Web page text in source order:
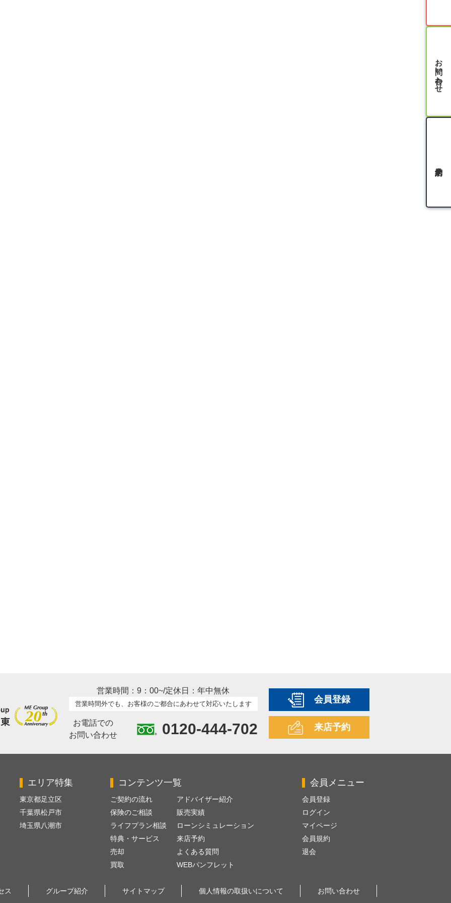
営業時間：9：00~/定休日：年中無休
営業時間外でも、お客様のご都合にあわせて対応いたします
お電話での
お問い合わせ
0120-444-702
会員登録
来店予約
エリア特集
東京都足立区
千葉県松戸市
埼玉県八潮市
コンテンツ一覧
ご契約の流れ
保険のご相談
ライフプラン相談
特典・サービス
売却
買取
アドバイザー紹介
販売実績
ローンシミュレーション
来店予約
よくある質問
WEBパンフレット
会員メニュー
会員登録
ログイン
マイページ
会員規約
退会
ス グループ紹介 サイトマップ 個人情報の取扱いについて お問い合わせ
お問い合わせ